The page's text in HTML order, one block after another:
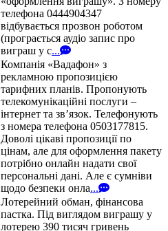
телефона 0444904347
відбувається прозвон роботом
(програється аудіо запис про
виграш у с...
Компанія «Вадафон» з
рекламною пропозицією
тарифних планів. Пропонують
телекомунікаційні послуги –
інтернет та зв’язок. Телефонують
з номера телефона 0503177815.
Доволі цікаві пропозиції по
цінам, але для оформлення пакету
потрібно онлайн надати свої
персональні дані. Але є сумніви
щодо безпеки онла...
Лотерейний обман, фінансова
пастка. Під виглядом виграшу у
лотерею 390 тисяч гривень